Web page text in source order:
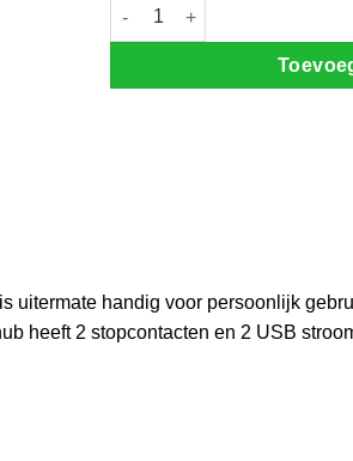
Markant Mediahub aantal
uitermate handig voor persoonlijk
heeft 2 stopcontacten en 2 USB